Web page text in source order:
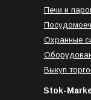
Печи и
Охранные
Выкуп
Stok-